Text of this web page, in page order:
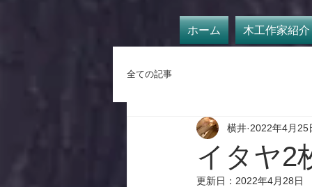
ホーム 木工作家紹介
全ての記事
イタヤ2
横井 2022年4月25
更新日： 2022年4月28日